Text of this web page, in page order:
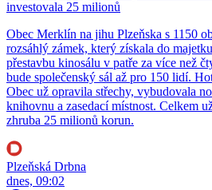
investovala 25 milionů
Obec Merklín na jihu Plzeňska s 1150
rozsáhlý zámek, který získala do
přestavbu kinosálu v patře za více než
bude společenský sál až pro 150 lidí.
Obec už opravila střechy, vybudovala
knihovnu a zasedací místnost. Celkem
zhruba 25 milionů korun.
Plzeňská Drbna
dnes, 09:02